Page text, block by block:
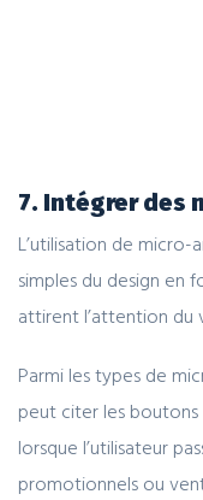
7. Intégrer des
L’utilisation de
simples du design en
attirent l’attention du
Parmi les types de
peut citer les boutons
lorsque l’utilisateur
promotionnels ou